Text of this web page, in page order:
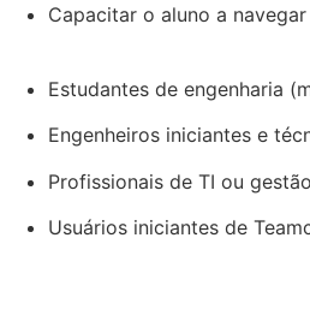
Capacitar o aluno a
Estudantes de engenharia
Engenheiros iniciantes e
Profissionais de TI ou
Usuários iniciantes de